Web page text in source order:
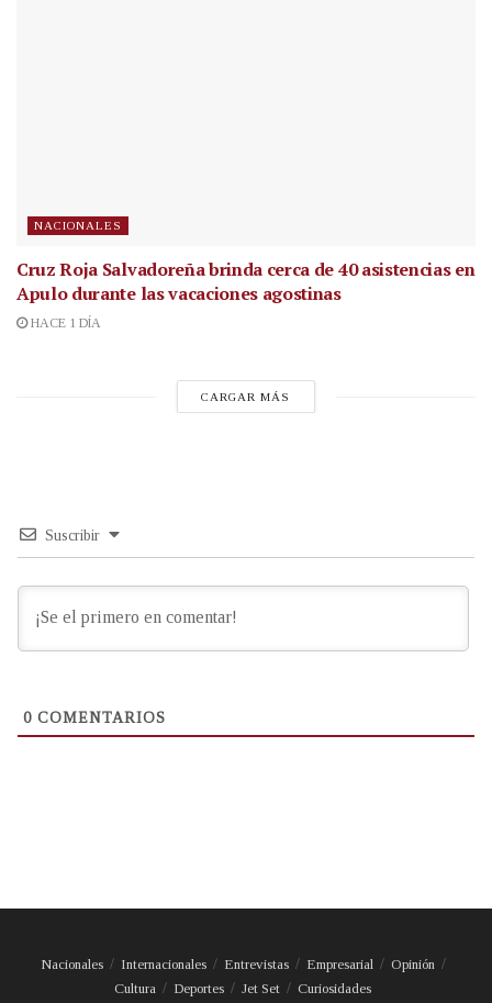
NACIONALES
Cruz Roja Salvadoreña brinda cerca de 40 asistencias en
Apulo durante las vacaciones agostinas
HACE 1 DÍA
CARGAR MÁS
Suscribir
0 COMENTARIOS
Nacionales Internacionales Entrevistas Empresarial
Opinión
Cultura
Deportes Jet Set Curiosidades